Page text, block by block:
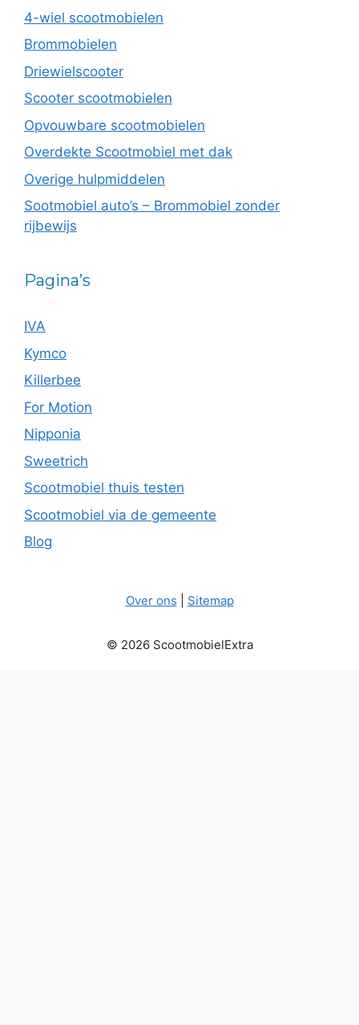
4-wiel scootmobielen
Brommobielen
Driewielscooter
Scooter scootmobielen
Opvouwbare scootmobielen
Overdekte Scootmobiel met dak
Overige hulpmiddelen
Sootmobiel auto’s – Brommobiel zonder
rijbewijs
Pagina’s
IVA
Kymco
Killerbee
For Motion
Nipponia
Sweetrich
Scootmobiel thuis testen
Scootmobiel via de gemeente
Blog
Over ons Sitemap
© 2026 ScootmobielExtra